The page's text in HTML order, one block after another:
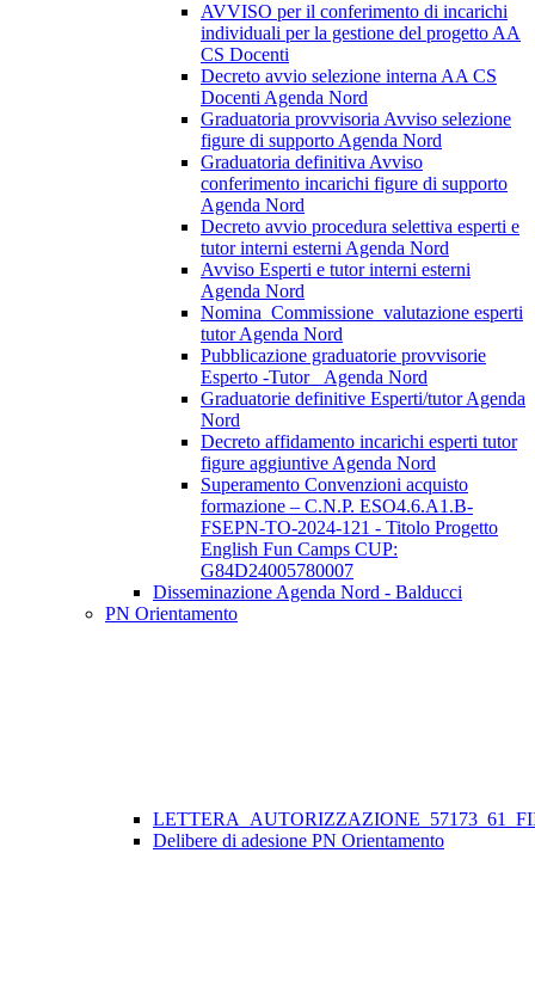
AVVISO per il conferimento di incarichi
individuali per la gestione del progetto AA
CS Docenti
Decreto avvio selezione interna AA CS
Docenti Agenda Nord
Graduatoria provvisoria Avviso selezione
figure di supporto Agenda Nord
Graduatoria definitiva Avviso
conferimento incarichi figure di supporto
Agenda Nord
Decreto avvio procedura selettiva esperti e
tutor interni esterni Agenda Nord
Avviso Esperti e tutor interni esterni
Agenda Nord
Nomina_Commissione_valutazione esperti
tutor Agenda Nord
Pubblicazione graduatorie provvisorie
Esperto -Tutor _Agenda Nord
Graduatorie definitive Esperti/tutor Agenda
Nord
Decreto affidamento incarichi esperti tutor
figure aggiuntive Agenda Nord
Superamento Convenzioni acquisto
formazione – C.N.P. ESO4.6.A1.B-
FSEPN-TO-2024-121 - Titolo Progetto
English Fun Camps CUP:
G84D24005780007
Disseminazione Agenda Nord - Balducci
PN Orientamento
Delibere di adesione PN Orientamento